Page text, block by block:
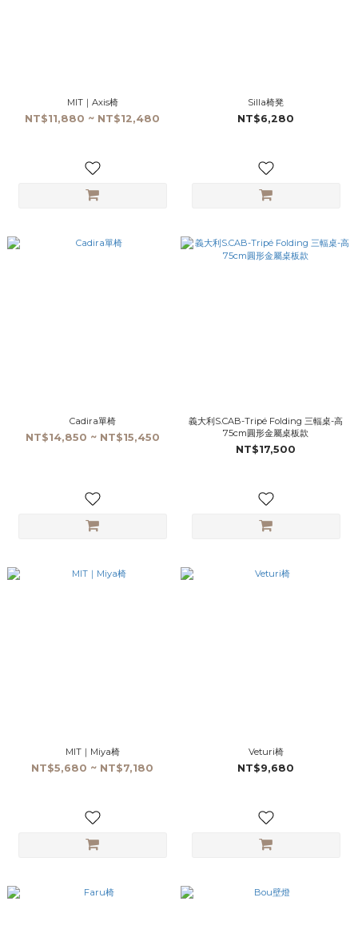
MIT｜Axis椅
NT$11,880 ~ NT$12,480
Silla椅凳
NT$6,280
Cadira單椅
NT$14,850 ~ NT$15,450
義大利S.CAB-Tripé Folding 三輻桌-高
75cm圓形金屬桌板款
NT$17,500
MIT｜Miya椅
NT$5,680 ~ NT$7,180
Veturi椅
NT$9,680